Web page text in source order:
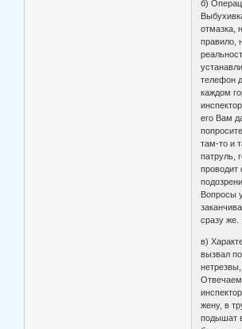
б)
отмазка,
правило,
телефон
каждом
его Вам
там-то и
патруль,
проводит
Вопросы
сразу же.
в)
вызвал
жену, в
подышат